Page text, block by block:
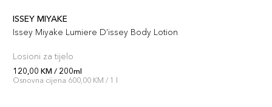
ISSEY MIYAKE
Issey Miyake Lumiere D’issey Body Lotion
Losioni za tijelo
120,00 KM / 200ml
Osnovna cijena 600,00 KM / 1 l